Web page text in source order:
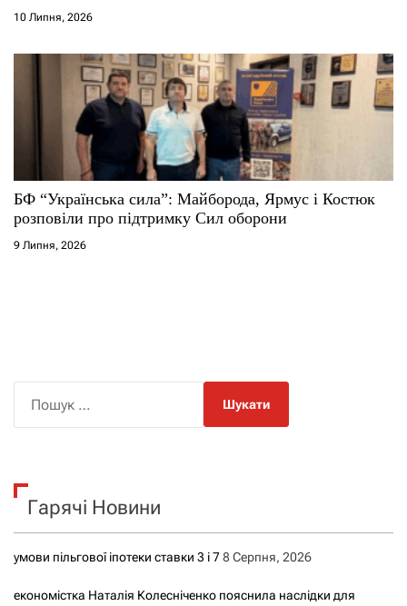
10 Липня, 2026
БФ “Українська сила”: Майборода, Ярмус і Костюк
розповіли про підтримку Сил оборони
9 Липня, 2026
к
Гарячі Новини
умови пільгової іпотеки ставки 3 і 78 Серпня, 2026
економістка Наталія Колесніченко пояснила наслідки для